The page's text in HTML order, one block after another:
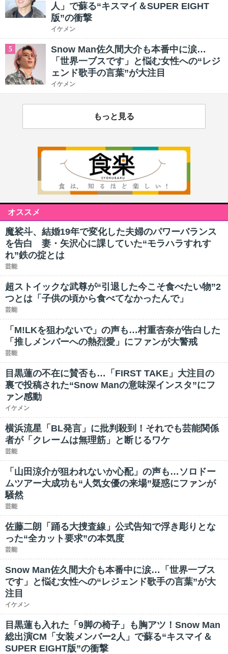
人」で蘇る“キスマイ＆SUPER EIGHT
版”の衝撃
イケメン
5
Snow Man佐久間大介も本番中に涙…
「世界一ブスです」と悩む女性への“レジ
ェンド歌手の言葉”が大注目
イケメン
もっと見る
オススメ
魔裟斗、結婚19年で変化した夫婦のパワーバランス
を告白 妻・矢沢心に課していた“モラハラすれす
れ”鉄の掟とは
芸能
超ストイックな武尊が“引退した今こそ食べたい物”2
つとは「子供の頃から食べてなかったんで」
芸能
「M!LKを狙わないで」の声も…村重杏奈が告白した
「推しメンバーへの熱烈愛」にファンが大警戒
芸能
目黒蓮の不在に賛否も…「FIRST TAKE」大注目の
裏で投稿された“Snow Manの意味深インスタ”にフ
ァン感動
イケメン
横浜流星「BL発言」に批判殺到！それでも芸能関係
者が「クレームは無理筋」と断じるワケ
芸能
「山田涼介が狙われないか心配」の声も…ソロドー
ムツアー大成功も“人気女優の来場”疑惑にファンが
騒然
芸能
佐藤二朗「踊る大捜査線」公式告知で浮き彫りとな
った“全カット要求”の本気度
芸能
Snow Man佐久間大介も本番中に涙…「世界一ブス
です」と悩む女性への“レジェンド歌手の言葉”が大
注目
イケメン
目黒蓮も入れた「9脚の椅子」も胸アツ！Snow Man
総出演CM「女装メンバー2人」で蘇る“キスマイ＆
SUPER EIGHT版”の衝撃